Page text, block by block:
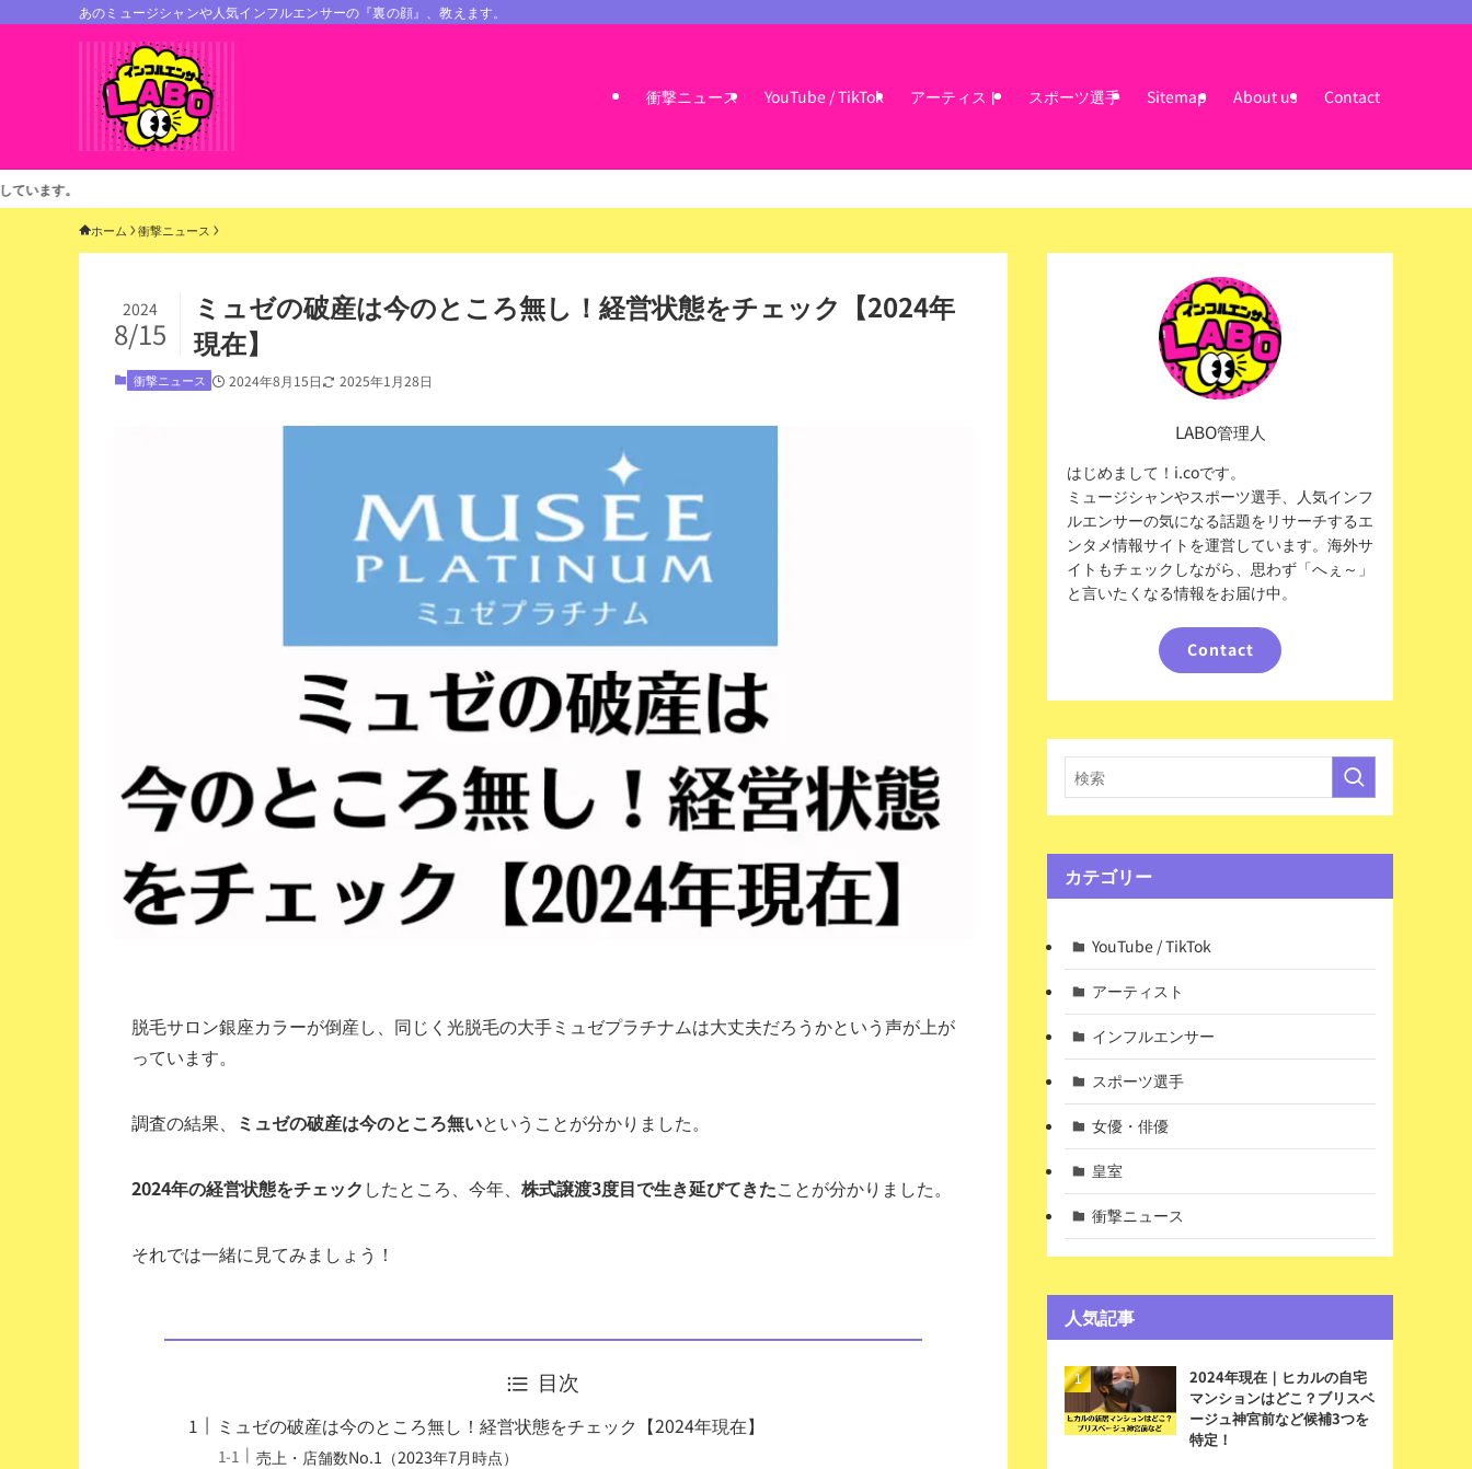
あのミュージシャンや人気インフルエンサーの『裏の顔』、教えます。
衝撃ニュース YouTube / TikTok アーティスト スポーツ選手 Sitemap About us Contact
ホーム 衝撃ニュース
ミュゼの破産は今のところ無し！経営状態をチェック【2024年
現在】
2024
8/15
衝撃ニュース 2024年8月15日 2025年1月28日
脱毛サロン銀座カラーが倒産し、同じく光脱毛の大手ミュゼプラチナムは大丈夫だろうかという声が上が
っています。
調査の結果、 ミュゼの破産は今のところ無いということが分かりました。
2024年の経営状態をチェック したところ、今年、 株式譲渡3度目で生き延びてきたことが分かりました。
それでは一緒に見てみましょう！
目次
ミュゼの破産は今のところ無し！経営状態をチェック【2024年現在】
売上・店舗数No.1（2023年7月時点）
LABO管理人
はじめまして！i.coです。
ミュージシャンやスポーツ選手、人気インフ
ルエンサーの気になる話題をリサーチするエ
ンタメ情報サイトを運営しています。海外サ
イトもチェックしながら、思わず「へぇ～」
と言いたくなる情報をお届け中。
Contact
カテゴリー
YouTube / TikTok
アーティスト
インフルエンサー
スポーツ選手
女優・俳優
皇室
衝撃ニュース
人気記事
2024年現在｜ヒカルの自宅
マンションはどこ？ブリスベ
ージュ神宮前など候補3つを
特定！